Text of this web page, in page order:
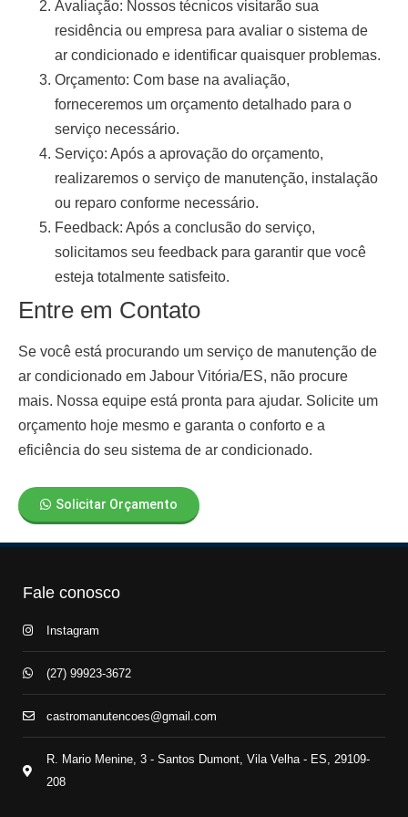
Avaliação: Nossos técnicos visitarão sua
residência ou empresa para avaliar o sistema de
ar condicionado e identificar quaisquer problemas.
Orçamento: Com base na avaliação,
forneceremos um orçamento detalhado para o
serviço necessário.
Serviço: Após a aprovação do orçamento,
realizaremos o serviço de manutenção, instalação
ou reparo conforme necessário.
Feedback: Após a conclusão do serviço,
solicitamos seu feedback para garantir que você
esteja totalmente satisfeito.
Entre em Contato
Se você está procurando um serviço de manutenção de
ar condicionado em Jabour Vitória/ES, não procure
mais. Nossa equipe está pronta para ajudar. Solicite um
orçamento hoje mesmo e garanta o conforto e a
eficiência do seu sistema de ar condicionado.
Solicitar Orçamento
Fale conosco
Instagram
(27) 99923-3672
castromanutencoes@gmail.com
R. Mario Menine, 3 - Santos Dumont, Vila Velha - ES, 29109-
208